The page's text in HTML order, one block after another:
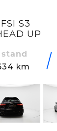
S3
UP
stand
km